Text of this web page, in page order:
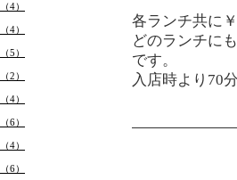
各ランチ共に
どのランチに
です。
入店時より70
4）
4）
5）
2）
4）
6）
4）
6）